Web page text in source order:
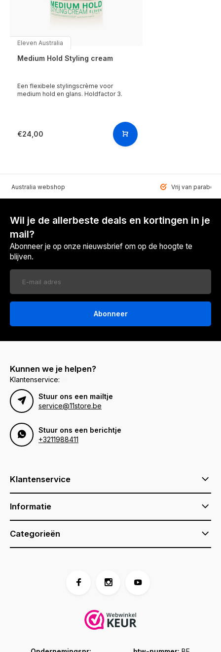
Eleven Australia
Medium Hold Styling cream
Een flexibele stylingscrème voor
medium hold en glans. Holdfactor 3.
€24,00
Australia webshop Vrij van
Wil je de allerbeste deals en kortingen in je
mail?
Abonneer je op onze nieuwsbrief om op de hoogte te
blijven.
Abonneer
Kunnen we je helpen?
Klantenservice:
Stuur ons een mailtje
service@11store.be
Stuur ons een berichtje
+3211988411
Klantenservice
Informatie
Categorieën